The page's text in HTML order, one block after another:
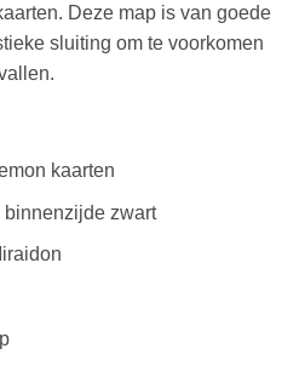
Deze map is van goede
sluiting om te voorkomen
kaarten
binnenzijde zwart